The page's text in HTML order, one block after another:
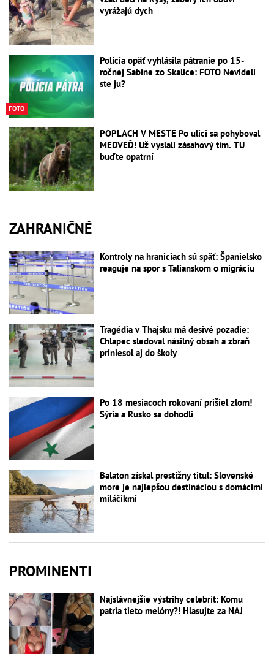
vyrážajú dych
FOTO
Polícia opäť vyhlásila pátranie po 15-
ročnej Sabine zo Skalice: FOTO Nevideli
ste ju?
POPLACH V MESTE Po ulici sa pohyboval
MEDVEĎ! Už vyslali zásahový tím. TU
buďte opatrní
ZAHRANIČNÉ
Kontroly na hraniciach sú späť: Španielsko
reaguje na spor s Talianskom o migráciu
Tragédia v Thajsku má desivé pozadie:
Chlapec sledoval násilný obsah a zbraň
priniesol aj do školy
Po 18 mesiacoch rokovaní prišiel zlom!
Sýria a Rusko sa dohodli
Balaton získal prestížny titul: Slovenské
more je najlepšou destináciou s domácimi
miláčikmi
PROMINENTI
Najslávnejšie výstrihy celebrít: Komu
patria tieto melóny?! Hlasujte za NAJ